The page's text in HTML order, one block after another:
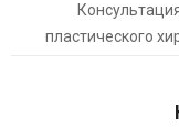
пластического